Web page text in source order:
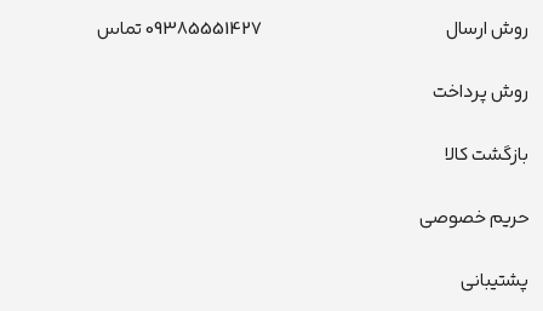
روش ارسال
روش پرداخت
بازگشت کالا
حریم خصوصی
پشتیبانی
09385551427 تماس